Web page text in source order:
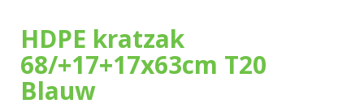
Nieuws
Contact
HDPE kratzak
68/+17+17x63cm T20
Blauw